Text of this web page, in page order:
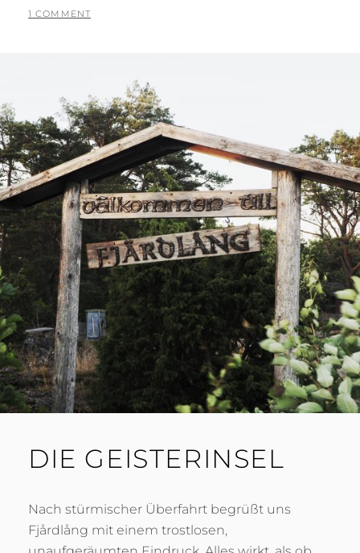
ON
1 COMMENT
DIE GEISTERINSEL
Nach stürmischer Überfahrt begrüßt uns
Fjårdlång mit einem trostlosen,